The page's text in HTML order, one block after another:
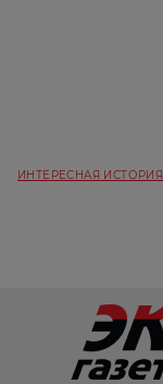
ИНТЕРЕСНАЯ ИСТОРИЯ